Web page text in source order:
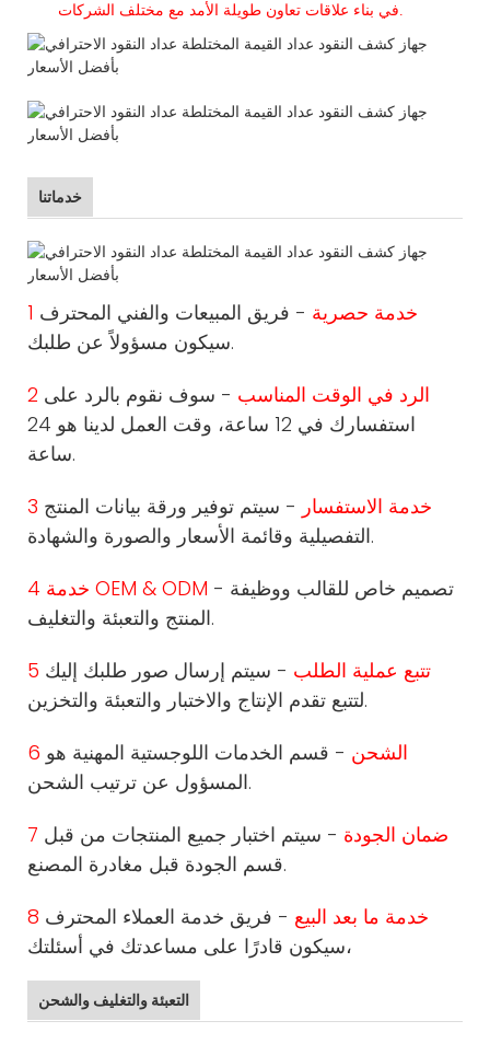
في بناء علاقات تعاون طويلة
خدماتنا
1 خدمة حصرية - فريق المبيعات والفني المحترف
سيكون مسؤولاً عن طلبك.
2 الرد في الوقت المناسب - سوف نقوم بالرد على
استفسارك في 12 ساعة، وقت العمل لدينا هو 24
ساعة.
3 خدمة الاستفسار - سيتم توفير ورقة بيانات المنتج
التفصيلية وقائمة الأسعار والصورة والشهادة.
4 خدمة OEM & ODM - تصميم خاص للقالب ووظيفة
المنتج والتعبئة والتغليف.
5 تتبع عملية الطلب - سيتم إرسال صور طلبك إليك
لتتبع تقدم الإنتاج والاختبار والتعبئة والتخزين.
6 الشحن - قسم الخدمات اللوجستية المهنية هو
المسؤول عن ترتيب الشحن.
7 ضمان الجودة - سيتم اختبار جميع المنتجات من قبل
قسم الجودة قبل مغادرة المصنع.
8 خدمة ما بعد البيع - فريق خدمة العملاء المحترف
سيكون قادرًا على مساعدتك في أسئلتك،
التعبئة والتغليف والشحن